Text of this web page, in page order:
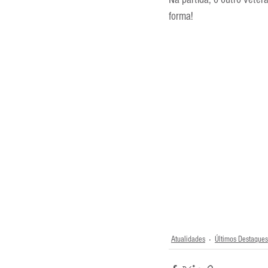
Entrevistasforma!
Atualidades Últimos Destaques